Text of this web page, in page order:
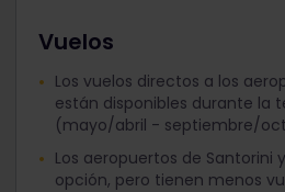
Vuelos
Los vuelos directos a los
están disponibles durante la
(mayo/abril - septiembre/
Los aeropuertos de Santorini
opción, pero tienen menos